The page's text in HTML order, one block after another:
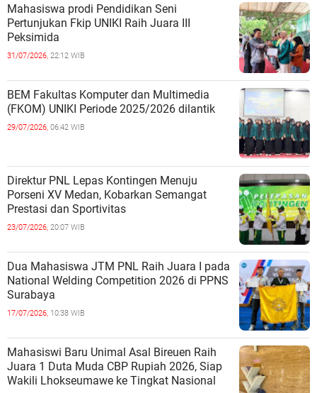
Mahasiswa prodi Pendidikan Seni
Pertunjukan Fkip UNIKI Raih Juara III
Peksimida
31/07/2026, 22:12 WIB
BEM Fakultas Komputer dan Multimedia
(FKOM) UNIKI Periode 2025/2026 dilantik
29/07/2026, 06:42 WIB
Direktur PNL Lepas Kontingen Menuju
Porseni XV Medan, Kobarkan Semangat
Prestasi dan Sportivitas
23/07/2026, 20:07 WIB
Dua Mahasiswa JTM PNL Raih Juara I pada
National Welding Competition 2026 di PPNS
Surabaya
17/07/2026, 10:38 WIB
Mahasiswi Baru Unimal Asal Bireuen Raih
Juara 1 Duta Muda CBP Rupiah 2026, Siap
Wakili Lhokseumawe ke Tingkat Nasional